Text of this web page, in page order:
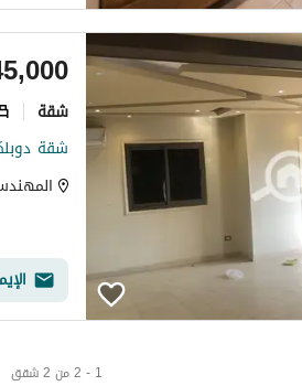
شقة
1 - 2 من 2 شقق